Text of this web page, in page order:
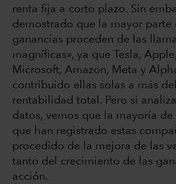
renta fija a corto plazo. Sin
demostrado que la mayor parte
ganancias proceden de las
magníficas», ya que Tesla,
Microsoft, Amazon, Meta y
contribuido ellas solas a más
rentabilidad total. Pero si
datos, vemos que la mayoría de
que han registrado estas
procedido de la mejora de las
tanto del crecimiento de las
acción.